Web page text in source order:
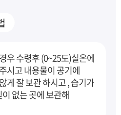
우 수령후 (0~25도)실온에
시고 내용물이 공기에
게 잘 보관하시고 , 습기가
없는 곳에 보관해